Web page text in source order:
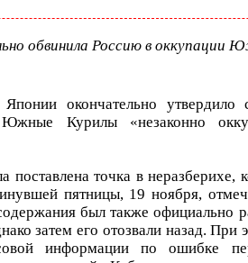
обвинила Россию в оккупации
Японии окончательно утвердило
Южные Курилы «незаконно
точка в неразберихе,
пятницы, 19 ноября,
был также официально
затем его отозвали назад. При
информации по ошибке